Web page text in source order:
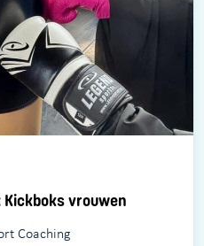
vrouwen
Coaching